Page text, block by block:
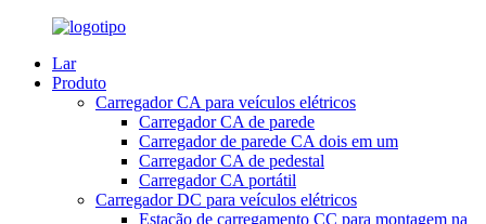
Lar
Produto
Carregador CA para veículos elétricos
Carregador CA de parede
Carregador de parede CA dois em um
Carregador CA de pedestal
Carregador CA portátil
Carregador DC para veículos elétricos
Estação de carregamento CC para montagem na